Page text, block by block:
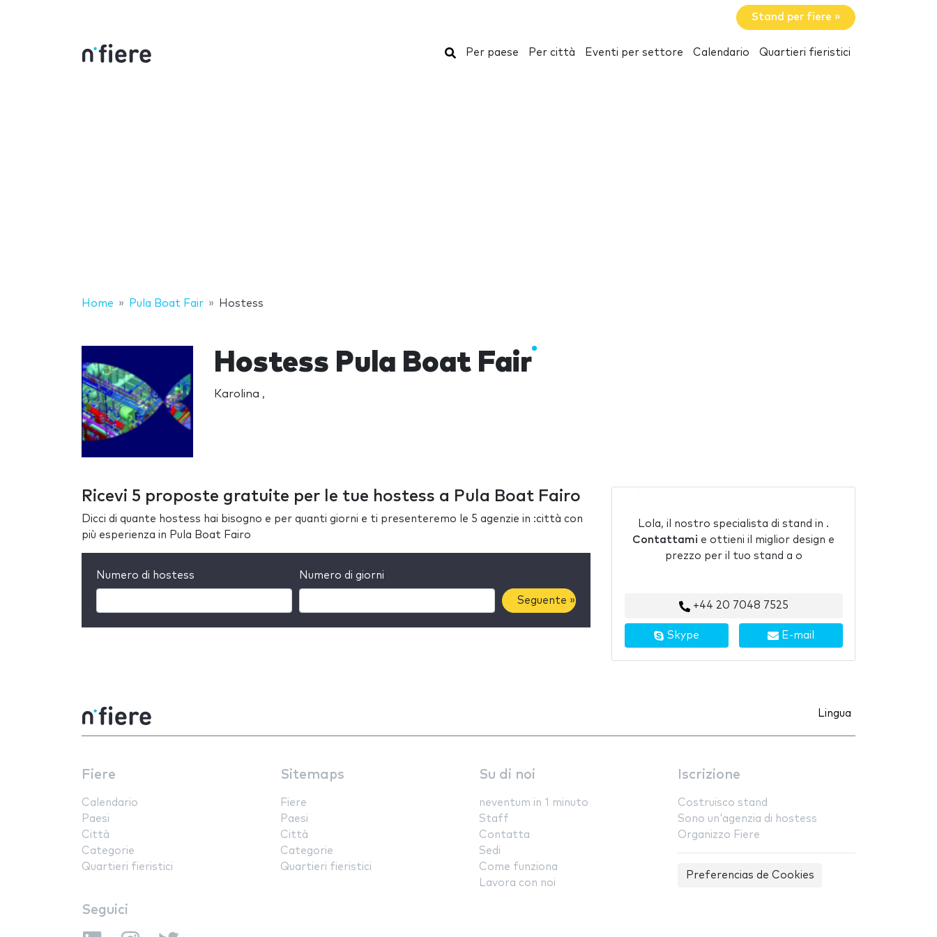
Stand per fiere »
Cerca
Per paese Per città Eventi per settore Calendario Quartieri fieristici
Home Pula Boat Fair Hostess
Hostess Pula Boat Fair
Karolina ,
Ricevi 5 proposte gratuite per le tue hostess a Pula Boat Fairo
Dicci di quante hostess hai bisogno e per quanti giorni e ti presenteremo le 5 agenzie in :città con
più esperienza in Pula Boat Fairo
Numero di hostess Numero di giorni
Seguente »
Lola, il nostro specialista di stand in .
Contattami e ottieni il miglior design e
prezzo per il tuo stand a o
+44 20 7048 7525
Skype E-mail
Lingua
Fiere
Calendario
Paesi
Città
Categorie
Quartieri fieristici
Sitemaps
Fiere
Paesi
Città
Categorie
Quartieri fieristici
Su di noi
neventum in 1 minuto
Staff
Contatta
Sedi
Come funziona
Lavora con noi
Iscrizione
Costruisco stand
Sono un'agenzia di hostess
Organizzo Fiere
Preferencias de Cookies
Seguici